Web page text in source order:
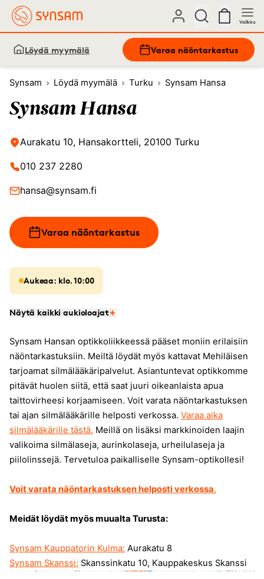
Valikko
Löydä myymälä Varaa näöntarkastus
Synsam Löydä myymälä Turku Synsam Hansa
Synsam Hansa
Aurakatu 10, Hansakortteli, 20100 Turku
010 237 2280
hansa@synsam.fi
Varaa näöntarkastus
Aukeaa: klo. 10:00
Näytä kaikki aukioloajat
Synsam Hansan optikkoliikkeessä pääset moniin erilaisiin
näöntarkastuksiin. Meiltä löydät myös kattavat Mehiläisen
tarjoamat silmälääkäripalvelut. Asiantuntevat optikkomme
pitävät huolen siitä, että saat juuri oikeanlaista apua
taittovirheesi korjaamiseen. Voit varata näöntarkastuksen
tai ajan silmälääkärille helposti verkossa. Varaa aika
silmälääkärille tästä. Meillä on lisäksi markkinoiden laajin
valikoima silmälaseja, aurinkolaseja, urheilulaseja ja
piilolinssejä. Tervetuloa paikalliselle Synsam-optikollesi!
Voit varata näöntarkastuksen helposti verkossa.
Meidät löydät myös muualta Turusta:
Synsam Kauppatorin Kulma: Aurakatu 8
Synsam Skanssi: Skanssinkatu 10, Kauppakeskus Skanssi